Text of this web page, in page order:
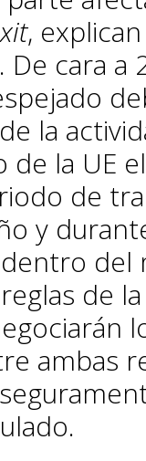
,
De cara
la
de la UE
de
y
del
de
ambas